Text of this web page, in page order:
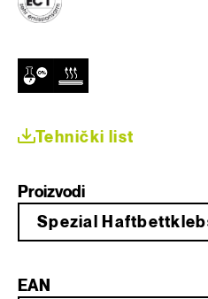
Tehnički list
Proizvodi
EAN